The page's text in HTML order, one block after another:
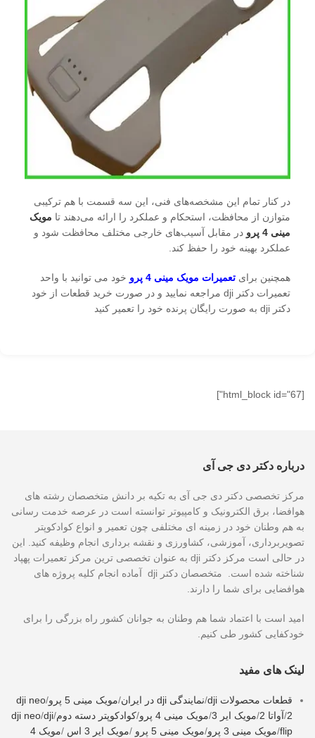
در کنار تمام این مشخصه‌های فنی، این سه قسمت با هم ترکیبی
متوازن از محافظت، استحکام و عملکرد را ارائه می‌دهند تا مویک
مینی 4 پرو
در مقابل آسیب‌های خارجی مختلف محافظت شود و
عملکرد بهینه خود را حفظ کند.
همچنین برایتعمیرات مویک مینی 4 پرو
خود می توانید با واحد
تعمیرات دکتر dji مراجعه نمایید و در صورت خرید قطعات از خود
دکتر dji به صورت رایگان پرنده خود را تعمیر کنید
[html_block id="67"]
درباره دکتر دی جی آی
مرکز تخصصی دکتر دی جی آی به تکیه بر دانش متخصصان رشته های
هوافضا، برق الکترونیک و کامپیوتر توانسته است در عرصه خدمت رسانی
به هم وطنان خود در زمینه ای مختلفی چون تعمیر و انواع کوادکوپتر
تصویربرداری، آموزشی، کشاورزی و نقشه برداری انجام وظیفه کنید. این
در حالی است مرکز دکتر dji به عنوان تخصصی ترین مرکز تعمیرات پهپاد
شناخته شده است. متخصصان دکتر dji آماده انجام کلیه پروژه های
هوافضایی برای شما را دارند.
امید است با اعتماد شما هم وطنان به جوانان کشور راه بزرگی را برای
خودکفایی کشور طی کنیم.
لینک های مفید
قطعات محصولات dji /نمایندگی dji در ایران /مویک مینی 5 پرو /
dji neo
2
/آواتا 2 /مویک ایر 3 /مویک مینی 4 پرو /کوادکوپتر دسته دوم/
dji neo/dji
flip
/مویک مینی 3 پرو /مویک مینی 5 پرو /مویک ایر 3 اس /
مویک 4